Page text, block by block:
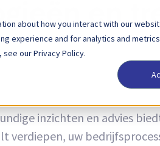
about how you interact with our
experience and for analytics and
our Privacy Policy.
en
inzichten en advies
verdiepen, uw